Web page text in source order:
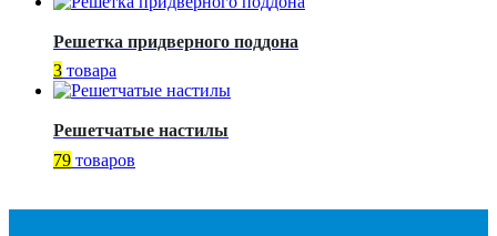
Решетка придверного поддона
3 товара
Решетчатые настилы
79 товаров